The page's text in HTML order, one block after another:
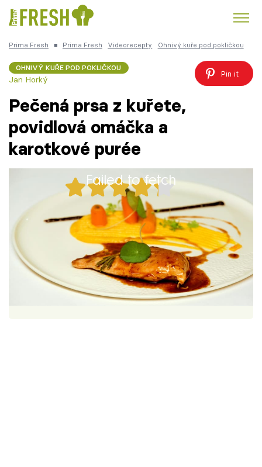
Česká kuchyně
Témata
Články
TV Program
Škola vaření
Prima Fresh ■ Prima Fresh Videorecepty Ohnivý kuře pod pokličkou
OHNIVÝ KUŘE POD POKLIČKOU
Jan Horký
Pin it
Pečená prsa z kuřete,
povidlová omáčka a
karotkové purée
Failed to fetch
Pečená prsa z kuřete, povidlová omáčka a
karotkové purée
1 porce 30 minut